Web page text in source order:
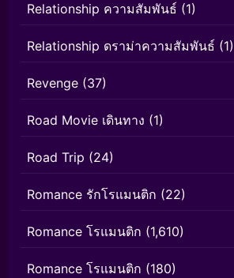
Relationship ความสัมพันธ์ (1)
Relationship ดราม่าความสัมพันธ์ (1)
Revenge (37)
Road Movie เดินทาง (1)
Road Trip (24)
Romance รักโรแมนติก (22)
Romance โรแมนติก (1,610)
Romance โรแมนติก (180)